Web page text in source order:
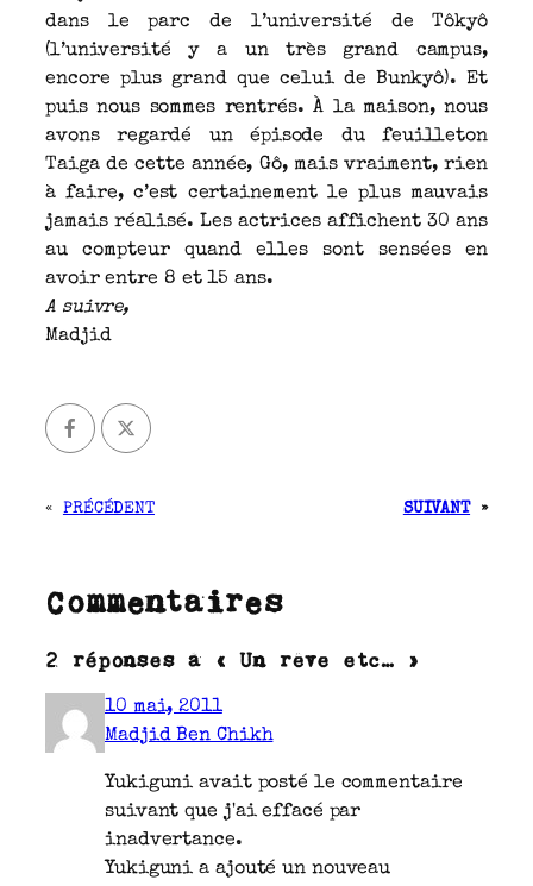
dans le parc de l’université de Tôkyô
(l’université y a un très grand campus,
encore plus grand que celui de Bunkyô). Et
puis nous sommes rentrés. À la maison, nous
avons regardé un épisode du feuilleton
Taiga de cette année, Gô, mais vraiment, rien
à faire, c’est certainement le plus mauvais
jamais réalisé. Les actrices affichent 30 ans
au compteur quand elles sont sensées en
avoir entre 8 et 15 ans.
A suivre,
Madjid
« PRÉCÉDENT SUIVANT »
Commentaires
2 réponses à « Un rêve etc… »
10 mai, 2011
Madjid Ben Chikh
Yukiguni avait posté le commentaire
suivant que j'ai effacé par
inadvertance.
Yukiguni a ajouté un nouveau